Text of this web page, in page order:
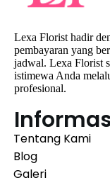
Lexa Florist hadir
pembayaran yang
jadwal. Lexa Florist
istimewa Anda
profesional.
Tentang Kami
Blog
Galeri